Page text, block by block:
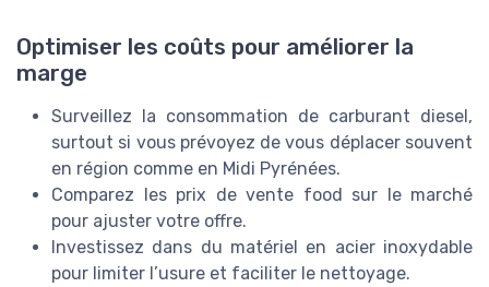
Optimiser les coûts pour améliorer la
marge
Surveillez la consommation de carburant diesel,
surtout si vous prévoyez de vous déplacer souvent
en région comme en Midi Pyrénées.
Comparez les prix de vente food sur le marché
pour ajuster votre offre.
Investissez dans du matériel en acier inoxydable
pour limiter l’usure et faciliter le nettoyage.